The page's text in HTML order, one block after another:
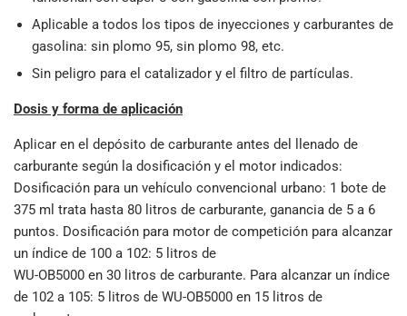
Aplicable a todos los tipos de inyecciones y carburantes de
gasolina: sin plomo 95, sin plomo 98, etc.
Sin peligro para el catalizador y el filtro de partículas.
Dosis y forma de aplicación
Aplicar en el depósito de carburante antes del llenado de
carburante según la dosificación y el motor indicados:
Dosificación para un vehículo convencional urbano: 1 bote de
375 ml trata hasta 80 litros de carburante, ganancia de 5 a 6
puntos. Dosificación para motor de competición para alcanzar
un índice de 100 a 102: 5 litros de
WU-OB5000 en 30 litros de carburante. Para alcanzar un índice
de 102 a 105: 5 litros de WU-OB5000 en 15 litros de